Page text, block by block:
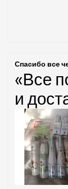
Спасибо все
«Все
и